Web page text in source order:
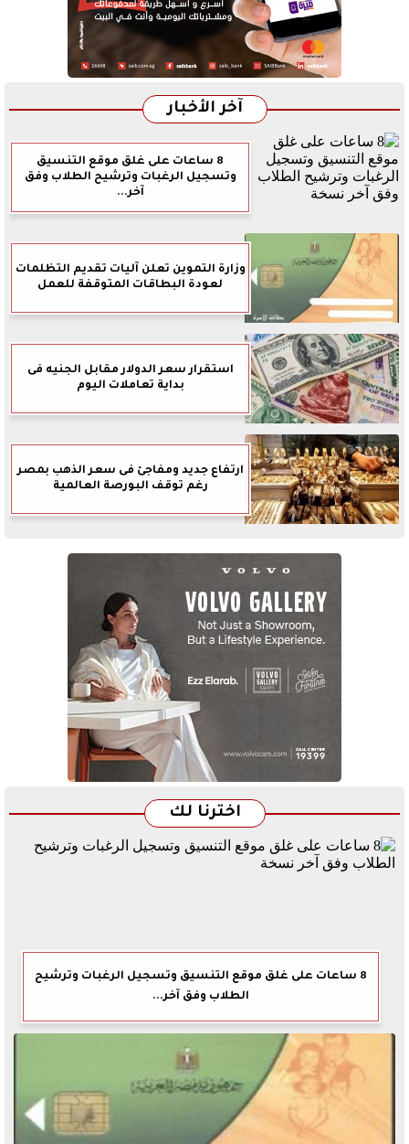
آخر الأخبار
8 ساعات على غلق موقع التنسيق
وتسجيل الرغبات وترشيح الطلاب وفق
آخر...
وزارة التموين تعلن آليات تقديم التظلمات
لعودة البطاقات المتوقفة للعمل
استقرار سعر الدولار مقابل الجنيه فى
بداية تعاملات اليوم
ارتفاع جديد ومفاجئ فى سعر الذهب بمصر
رغم توقف البورصة العالمية
اخترنا لك
8 ساعات على غلق موقع التنسيق وتسجيل الرغبات وترشيح
الطلاب وفق آخر...